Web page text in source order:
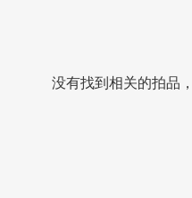
没有找到相关的拍品